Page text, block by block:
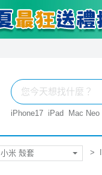
iPhone17 iPad Mac Neo
小米 殼套